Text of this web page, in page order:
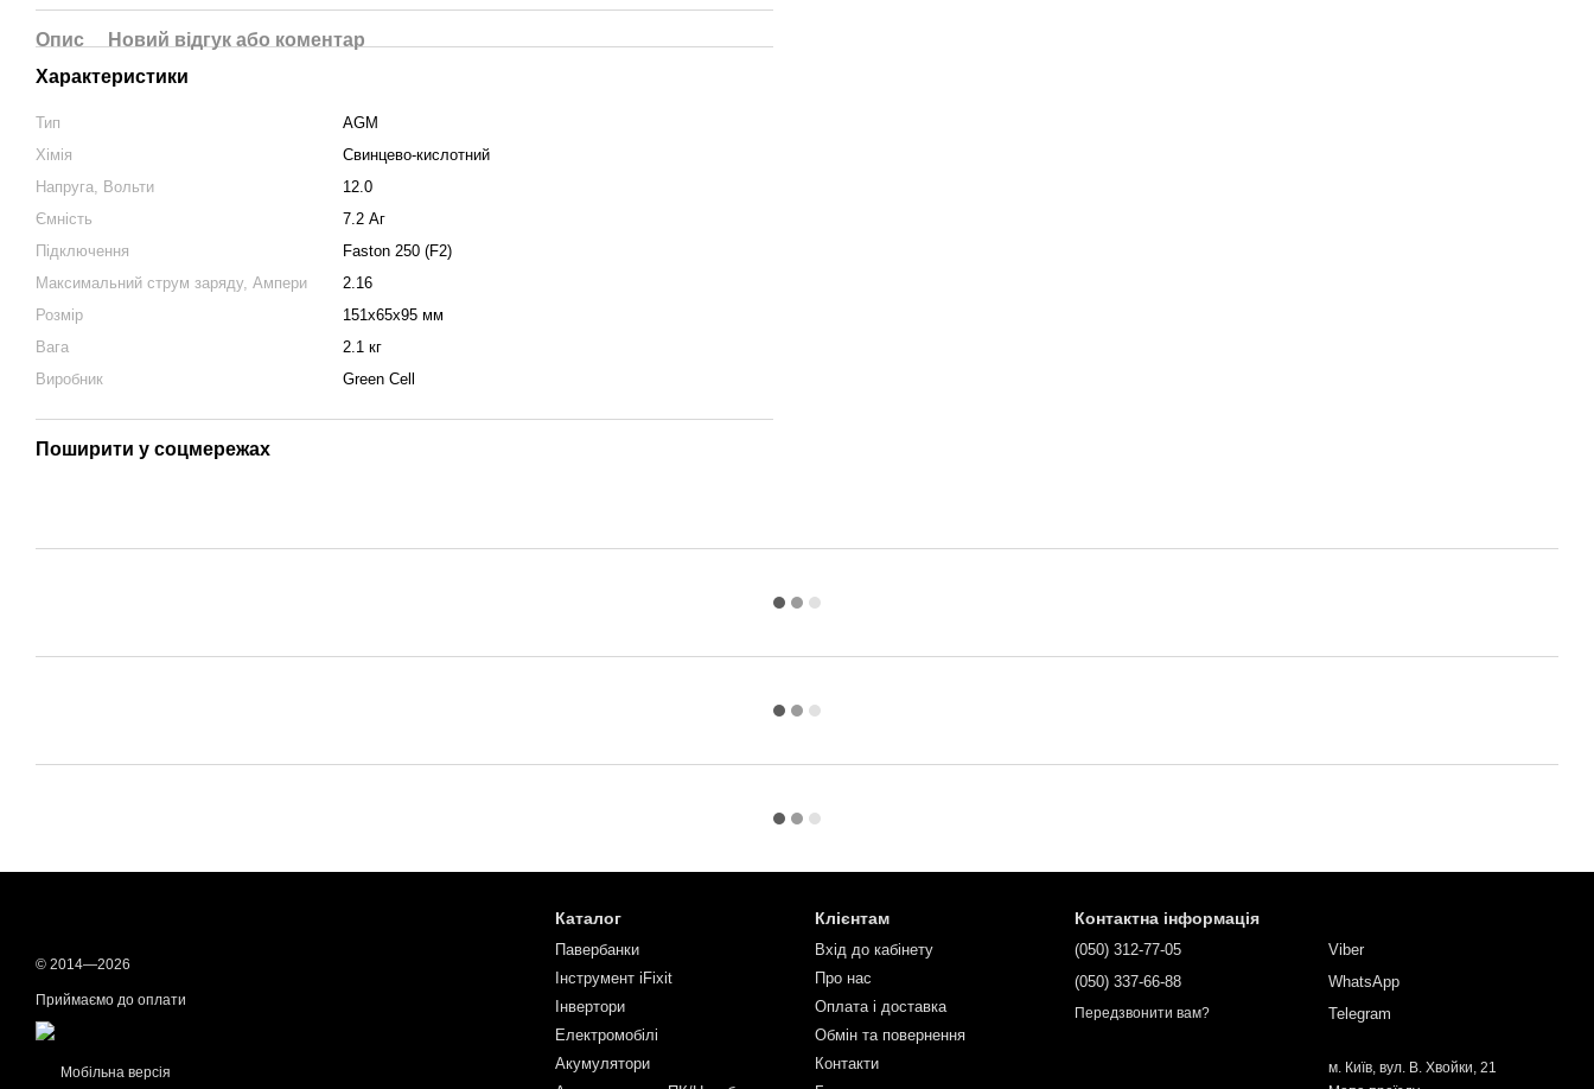
Опис
Новий відгук або коментар
Характеристики
Тип
AGM
Хімія
Свинцево-кислотний
Напруга, Вольти
12.0
Ємність
7.2 Аг
Підключення
Faston 250 (F2)
Максимальний струм заряду, Ампери
2.16
Розмір
151x65x95 мм
Вага
2.1 кг
Виробник
Green Cell
Поширити у соцмережах
© 2014—2026
Приймаємо до оплати
Мобільна версія
Каталог
Павербанки
Інструмент iFixit
Інвертори
Електромобілі
Акумулятори
Клієнтам
Вхід до кабінету
Про нас
Оплата і доставка
Обмін та повернення
Контакти
Контактна інформація
(050) 312-77-05
(050) 337-66-88
Передзвонити вам?
Viber
WhatsApp
Telegram
м. Київ, вул. В. Хвойки, 21